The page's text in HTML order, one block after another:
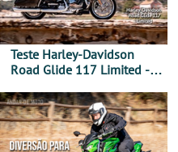
Teste Harley-Davidson
Road Glide 117 Limited - A